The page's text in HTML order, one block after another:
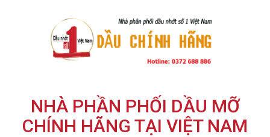
NHÀ PHẦN PHỐI DẦU MỠ
CHÍNH HÃNG TẠI VIỆT NAM